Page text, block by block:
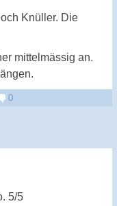
Knüller. Die
mittelmässig an.
0
5/5